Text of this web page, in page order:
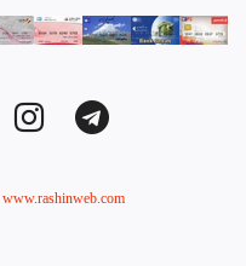
www.rashinweb.com